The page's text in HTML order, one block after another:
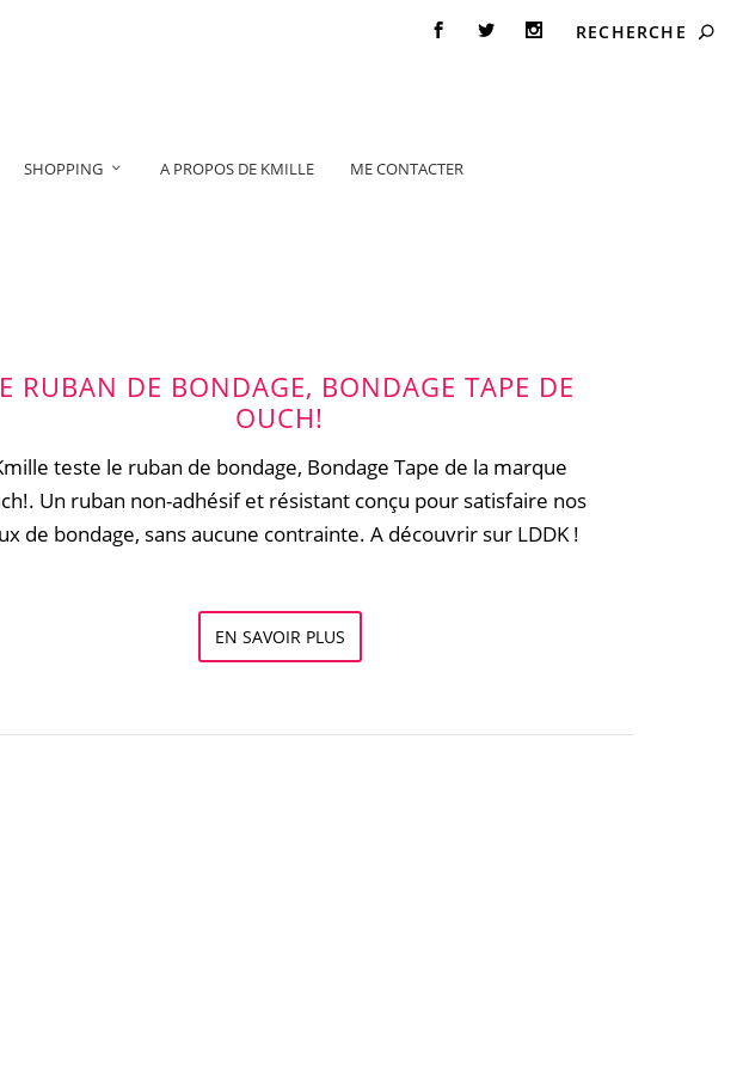
SHOPPING A PROPOS DE KMILLE ME CONTACTER
RUBAN DE BONDAGE, BONDAGE TAPE DE
OUCH!
teste le ruban de bondage, Bondage Tape de la marque
Un ruban non-adhésif et résistant conçu pour satisfaire nos
de bondage, sans aucune contrainte. A découvrir sur LDDK !
EN SAVOIR PLUS